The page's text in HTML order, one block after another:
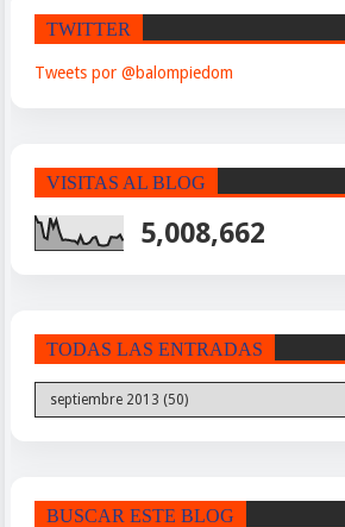
TWITTER
Tweets por @balompiedom
VISITAS AL BLOG
5,008,662
TODAS LAS ENTRADAS
BUSCAR ESTE BLOG